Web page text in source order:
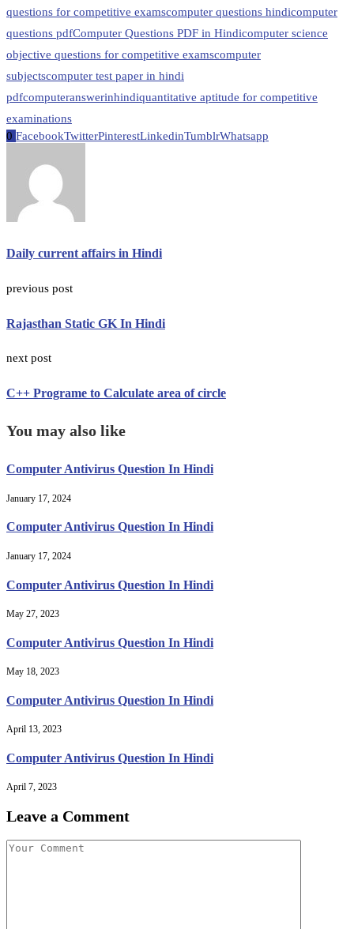
questions for competitive examscomputer questions hindicomputer
questions pdfComputer Questions PDF in Hindicomputer science
objective questions for competitive examscomputer
subjectscomputer test paper in hindi
pdfcomputeranswerinhindiquantitative aptitude for competitive
examinations
0 FacebookTwitterPinterestLinkedinTumblrWhatsapp
Daily current affairs in Hindi
previous post
Rajasthan Static GK In Hindi
next post
C++ Programe to Calculate area of circle
You may also like
Computer Antivirus Question In Hindi
January 17, 2024
Computer Antivirus Question In Hindi
January 17, 2024
Computer Antivirus Question In Hindi
May 27, 2023
Computer Antivirus Question In Hindi
May 18, 2023
Computer Antivirus Question In Hindi
April 13, 2023
Computer Antivirus Question In Hindi
April 7, 2023
Leave a Comment